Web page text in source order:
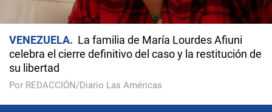
VENEZUELA
La familia de María Lourdes Afiuni
celebra el cierre definitivo del caso y la restitución de
su libertad
Por REDACCIÓN/Diario Las Américas